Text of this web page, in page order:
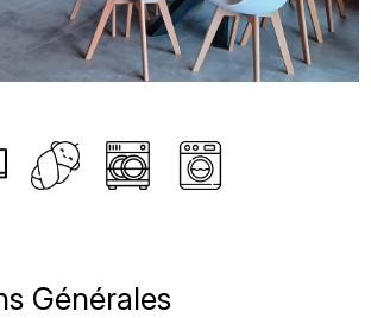
Générales